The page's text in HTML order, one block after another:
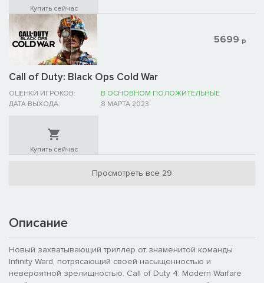
Купить сейчас
Call of Duty: Black Ops Cold War
ОЦЕНКИ ИГРОКОВ:
В ОСНОВНОМ ПОЛОЖИТЕЛЬНЫЕ
ДАТА ВЫХОДА:
8 МАРТА 2023
5699 р
Купить сейчас
Просмотреть все 29
Описание
Новый захватывающий триллер от знаменитой команды
Infinity Ward, потрясающий своей насыщенностью и
невероятной зрелищностью. Call of Duty 4: Modern Warfare